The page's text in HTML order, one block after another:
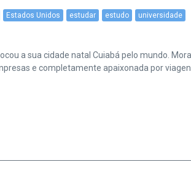
Estados Unidos estudar estudo universidade
a sua cidade natal Cuiabá pelo mundo.
e completamente apaixonada por